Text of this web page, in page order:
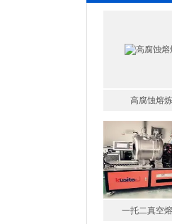
一托二真空熔
微型真空熔